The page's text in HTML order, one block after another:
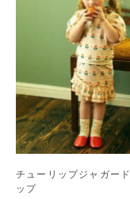
チューリップジャガー
ップ